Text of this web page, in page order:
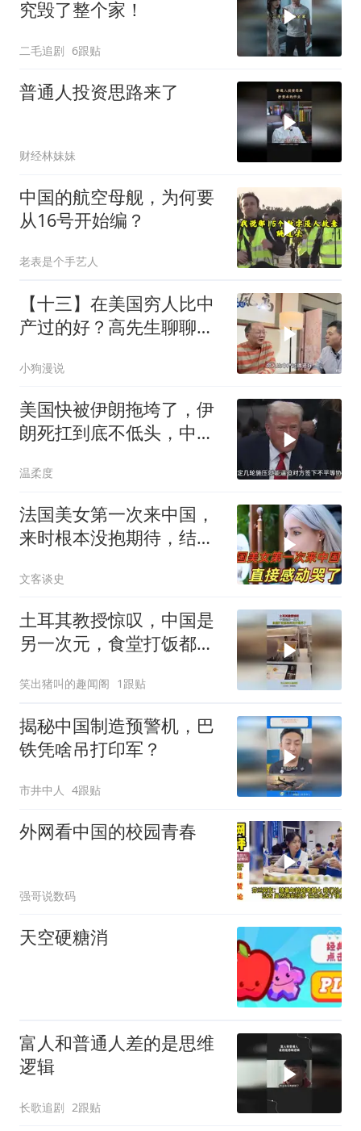
究毁了整个家！
二毛追剧 6跟贴
普通人投资思路来了
财经林妹妹
中国的航空母舰，为何要
从16号开始编？
老表是个手艺人
【十三】在美国穷人比中
产过的好？高先生聊聊美
小狗漫说
美国快被伊朗拖垮了，伊
朗死扛到底不低头，中国
温柔度
法国美女第一次来中国，
来时根本没抱期待，结果
文客谈史
土耳其教授惊叹，中国是
另一次元，食堂打饭都高
笑出猪叫的趣闻阁 1跟贴
揭秘中国制造预警机，巴
铁凭啥吊打印军？
市井中人 4跟贴
外网看中国的校园青春
强哥说数码
天空硬糖消
富人和普通人差的是思维
逻辑
长歌追剧 2跟贴